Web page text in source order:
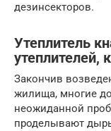
дезинсекторов.
Утеплитель
Закончив
жилища, многие
неожиданной
проделывают